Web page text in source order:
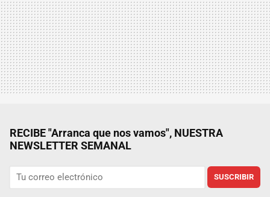
RECIBE "Arranca que nos vamos", NUESTRA
NEWSLETTER SEMANAL
SUSCRIBIR